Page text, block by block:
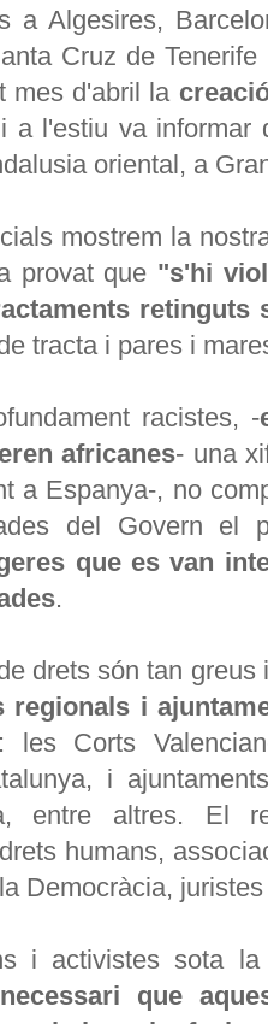
a Algesires,
Cruz de
mes d'abril la
a l'estiu va
oriental, a
mostrem la
provat que "s'hi
retinguts
tracta i pares i
racistes, -
africanes- una
a Espanya-, no
del Govern el
que es van
.
drets són tan
regionals i
les Corts
i
entre altres. El
humans,
Democràcia,
i activistes sota
que